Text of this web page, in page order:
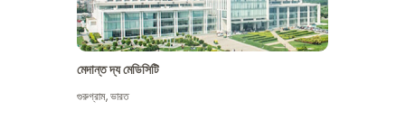
মেদান্ত দ্য মেডিসিটি
গুরুগ্রাম,ভারত